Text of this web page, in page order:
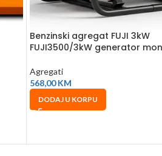
Benzinski agregat FUJI 3kW
FUJI3500/3kW generator
Agregati
568,00KM
DODAJ U KORPU